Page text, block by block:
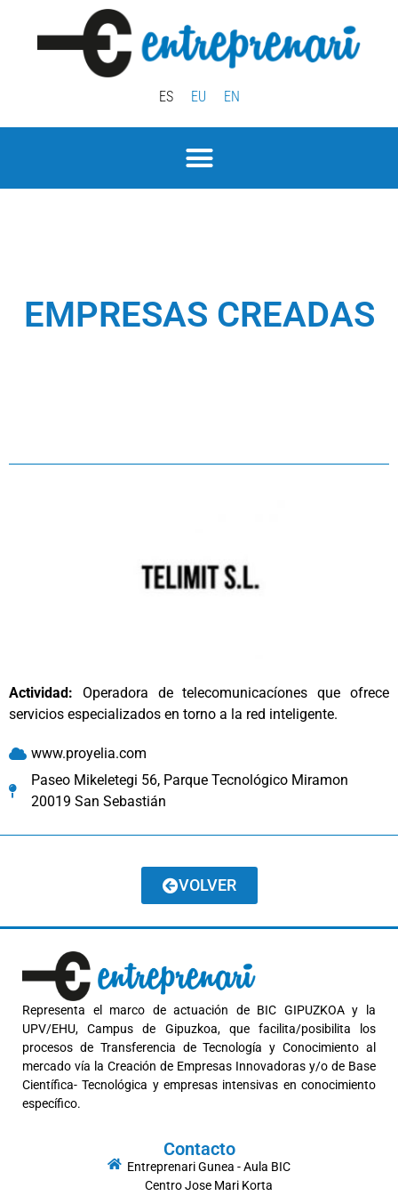
ES EU EN
EMPRESAS CREADAS
Actividad: Operadora de telecomunicacíones que ofrece
servicios especializados en torno a la red inteligente.
www.proyelia.com
Paseo Mikeletegi 56, Parque Tecnológico Miramon
20019 San Sebastián
VOLVER
Representa el marco de actuación de BIC GIPUZKOA y la
UPV/EHU, Campus de Gipuzkoa, que facilita/posibilita los
procesos de Transferencia de Tecnología y Conocimiento al
mercado vía la Creación de Empresas Innovadoras y/o de Base
Científica- Tecnológica y empresas intensivas en conocimiento
específico.
Contacto
Entreprenari Gunea - Aula BIC
Centro Jose Mari Korta